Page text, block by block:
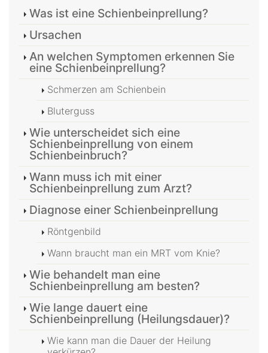
Was ist eine Schienbeinprellung?
Ursachen
An welchen Symptomen erkennen Sie
eine Schienbeinprellung?
Schmerzen am Schienbein
Bluterguss
Wie unterscheidet sich eine
Schienbeinprellung von einem
Schienbeinbruch?
Wann muss ich mit einer
Schienbeinprellung zum Arzt?
Diagnose einer Schienbeinprellung
Röntgenbild
Wann braucht man ein MRT vom Knie?
Wie behandelt man eine
Schienbeinprellung am besten?
Wie lange dauert eine
Schienbeinprellung (Heilungsdauer)?
Wie kann man die Dauer der Heilung